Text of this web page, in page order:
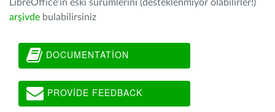
LibreOffice'in eski sürümlerini (desteklenmiyor olabilirler!)
arşivde bulabilirsiniz
DOCUMENTATION
PROVIDE FEEDBACK